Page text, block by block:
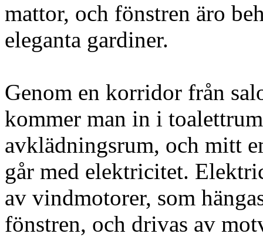
mattor, och fönstren äro
eleganta gardiner.
Genom en korridor från
kommer man in i
avklädningsrum, och mitt
går med elektricitet.
av vindmotorer, som
fönstren, och drivas av